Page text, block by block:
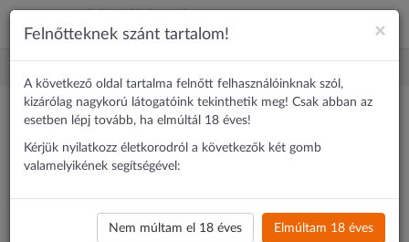
×
Felnőtteknek szánt tartalom!
A következő oldal tartalma felnőtt felhasználóinknak szól,
kizárólag nagykorú látogatóink tekinthetik meg! Csak abban az
esetben lépj tovább, ha elmúltál 18 éves!
Kérjük nyilatkozz életkorodról a következők két gomb
valamelyikének segítségével:
Nem múltam el 18 éves Elmúltam 18 éves